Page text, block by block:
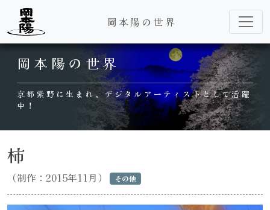
Main Navigation
岡本陽の世界
岡本陽の世界
京都紫野に生まれ、デジタルアーティストとして活躍
中！
柿
（制作：2015年11月） その他